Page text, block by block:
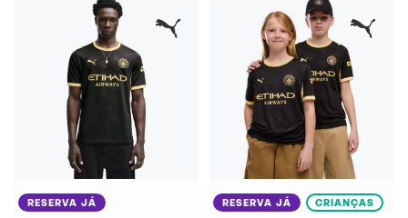
RESERVA JÁ RESERVA JÁ CRIANÇAS